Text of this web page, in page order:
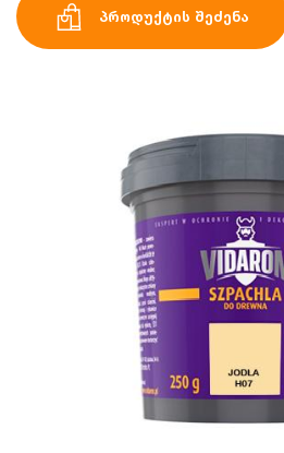
პროდუქტის შეძენა